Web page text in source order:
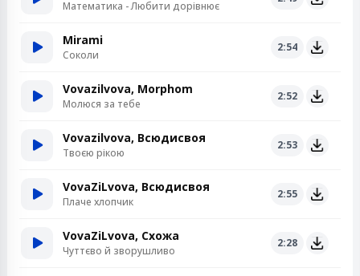
Математика - Любити дорівнює
Mirami
Соколи
2:54
Vovazilvova, Morphom
Молюся за тебе
2:52
Vovazilvova, Всюдисвоя
Твоєю рікою
2:53
VovaZiLvova, Всюдисвоя
Плаче хлопчик
2:55
VovaZiLvova, Схожа
Чуттєво й зворушливо
2:28